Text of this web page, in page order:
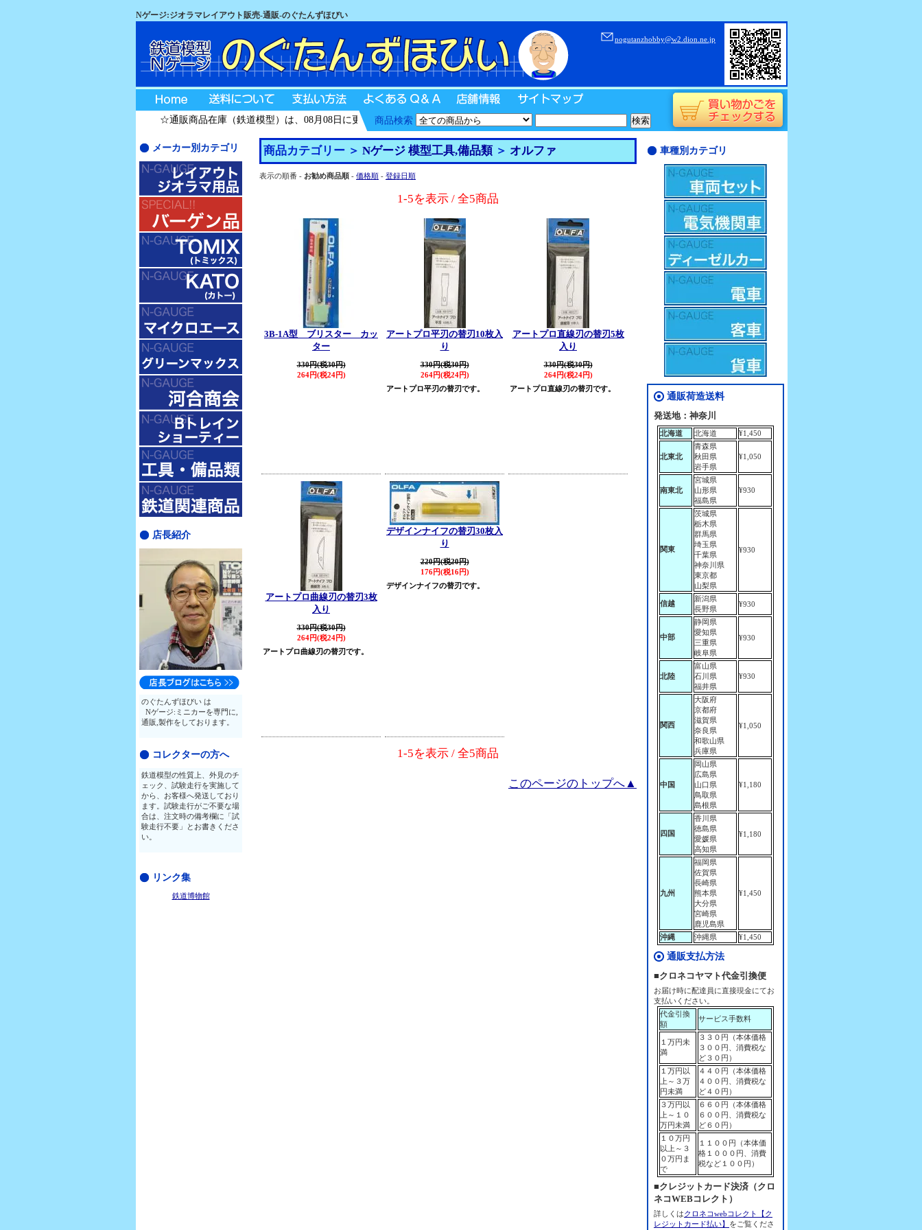
Nゲージ:ジオラマレイアウト販売-通販-のぐたんずほびい
nogutanzhobby@w2.dion.ne.jp
☆通販商品在庫（鉄道模型）は、08月08日に更新 商品検索
商品カテゴリー ＞ Nゲージ 模型工具,備品類＞ オルファ
表示の順番 - お勧め商品順 - 価格順 - 登録日順
1-5を表示 / 全5商品
3B-1A型 ブリスター カッ
ター
330円(税30円)
264円(税24円)
アートプロ平刃の替刃10枚入
り
330円(税30円)
264円(税24円)
アートプロ平刃の替刃です。
アートプロ直線刃の替刃5枚
入り
330円(税30円)
264円(税24円)
アートプロ直線刃の替刃です。
アートプロ曲線刃の替刃3枚
入り
330円(税30円)
264円(税24円)
アートプロ曲線刃の替刃です。
デザインナイフの替刃30枚入
り
220円(税20円)
176円(税16円)
デザインナイフの替刃です。
1-5を表示 / 全5商品
このページのトップへ▲
メーカー別カテゴリ
店長紹介
のぐたんずほびい は
Nゲージ:ミニカーを専門に,
通販,製作をしております。
コレクターの方へ
鉄道模型の性質上、外見のチ
ェック、試験走行を実施して
から、お客様へ発送しており
ます。試験走行がご不要な場
合は、注文時の備考欄に「試
験走行不要」とお書きくださ
い。
リンク集
鉄道博物館
車種別カテゴリ
通販荷造送料
発送地：神奈川
北海道 北海道 ¥1,450
北東北
青森県
秋田県
岩手県
¥1,050
南東北
宮城県
山形県
福島県
¥930
関東
茨城県
栃木県
群馬県
埼玉県
千葉県
神奈川県
東京都
山梨県
¥930
信越
新潟県
長野県
¥930
中部
静岡県
愛知県
三重県
岐阜県
¥930
北陸
富山県
石川県
福井県
¥930
関西
大阪府
京都府
滋賀県
奈良県
和歌山県
兵庫県
¥1,050
中国
岡山県
広島県
山口県
鳥取県
島根県
¥1,180
四国
香川県
徳島県
愛媛県
高知県
¥1,180
九州
福岡県
佐賀県
長崎県
熊本県
大分県
宮崎県
鹿児島県
¥1,450
沖縄 沖縄県 ¥1,450
通販支払方法
■クロネコヤマト代金引換便
お届け時に配達員に直接現金にてお
支払いください。
代金引換
額
サービス手数料
１万円未
満
３３０円（本体価格
３００円、消費税な
ど３０円）
１万円以
上～３万
円未満
４４０円（本体価格
４００円、消費税な
ど４０円）
３万円以
上～１０
万円未満
６６０円（本体価格
６００円、消費税な
ど６０円）
１０万円
以上～３
０万円ま
で
１１００円（本体価
格１０００円、消費
税など１００円）
■クレジットカード決済（クロ
ネコWEBコレクト）
詳しくはクロネコwebコレクト【ク
レジットカード払い】 をご覧くださ